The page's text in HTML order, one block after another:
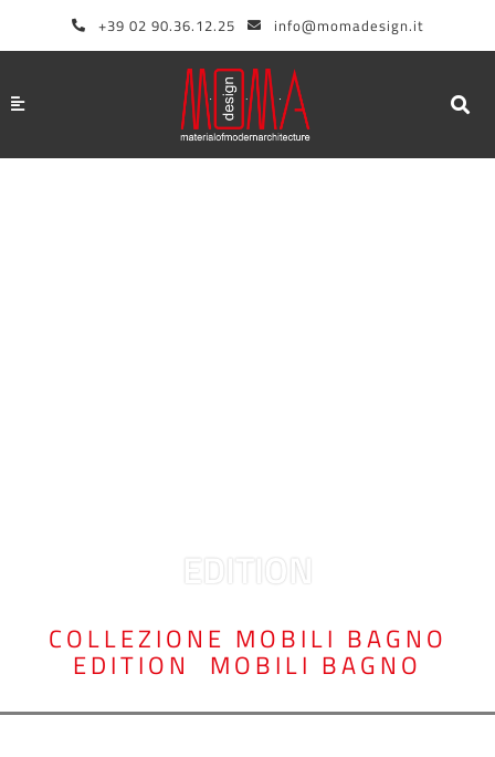
+39 02 90.36.12.25 info@momadesign.it
EDITION
COLLEZIONE MOBILI BAGNO
EDITION MOBILI BAGNO